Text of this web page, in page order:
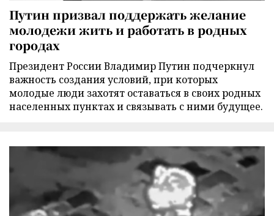
Путин призвал поддержать желание
молодежи жить и работать в родных
городах
Президент России Владимир Путин подчеркнул
важность создания условий, при которых
молодые люди захотят оставаться в своих родных
населенных пунктах и связывать с ними будущее.